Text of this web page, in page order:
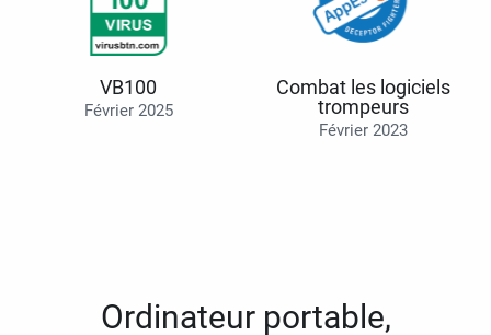
VB100
Février 2025
Combat les logiciels
trompeurs
Février 2023
Ordinateur portable,